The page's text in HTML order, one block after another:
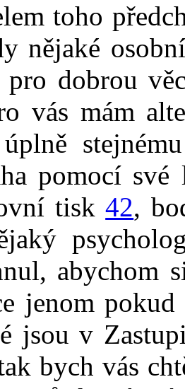
toho
nějaké
pro dobrou
vás mám
pomocí
tisk42,
abychom
jenom
jsou v
bych vás